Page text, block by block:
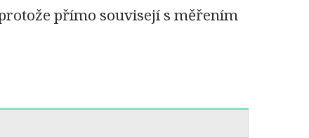
přímo souvisejí s měřením